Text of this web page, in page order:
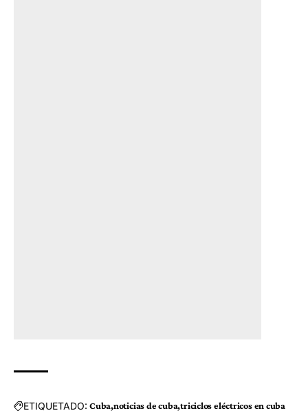
ETIQUETADO: Cuba noticias de cuba triciclos eléctricos en cuba